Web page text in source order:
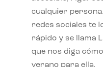
cualquier
redes sociales te
rápido y se llama
que nos diga
verano para ella.